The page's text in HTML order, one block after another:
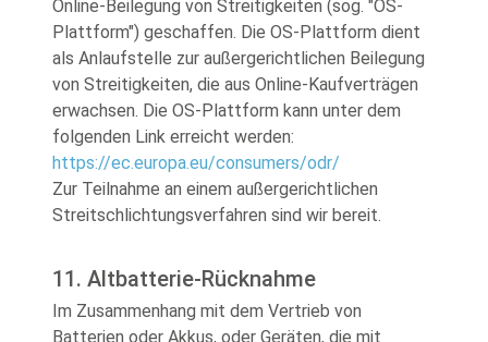
Online-Beilegung von Streitigkeiten (sog. "OS-
Plattform") geschaffen. Die OS-Plattform dient
als Anlaufstelle zur außergerichtlichen Beilegung
von Streitigkeiten, die aus Online-Kaufverträgen
erwachsen. Die OS-Plattform kann unter dem
folgenden Link erreicht werden:
https://ec.europa.eu/consumers/odr/
Zur Teilnahme an einem außergerichtlichen
Streitschlichtungsverfahren sind wir bereit.
11. Altbatterie-Rücknahme
Im Zusammenhang mit dem Vertrieb von
Batterien oder Akkus, oder Geräten, die mit